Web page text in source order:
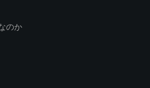
のか